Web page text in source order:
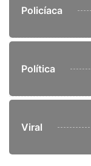
Policíaca
Política
Viral